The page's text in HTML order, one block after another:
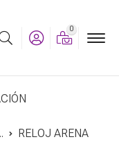
0
RELOJ ARENA